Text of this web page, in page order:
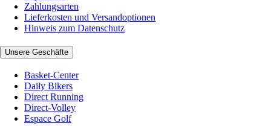
Zahlungsarten
Lieferkosten und Versandoptionen
Hinweis zum Datenschutz
Unsere Geschäfte
Basket-Center
Daily Bikers
Direct Running
Direct-Volley
Espace Golf